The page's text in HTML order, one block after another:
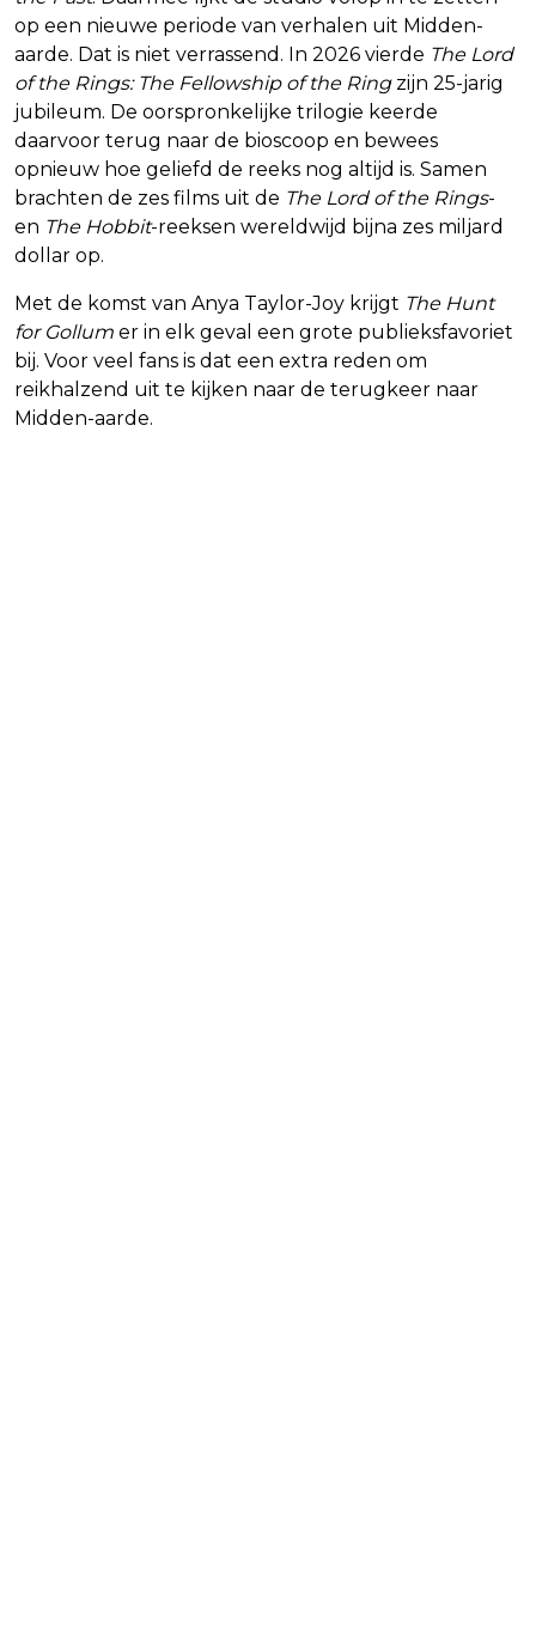
op een nieuwe periode van verhalen uit Midden-
aarde. Dat is niet verrassend. In 2026 vierde The Lord
of the Rings: The Fellowship of the Ringzijn 25-jarig
jubileum. De oorspronkelijke trilogie keerde
daarvoor terug naar de bioscoop en bewees
opnieuw hoe geliefd de reeks nog altijd is. Samen
brachten de zes films uit de The Lord of the Rings-
en The Hobbit-reeksen wereldwijd bijna zes miljard
dollar op.
Met de komst van Anya Taylor-Joy krijgt The Hunt
for Gollum er in elk geval een grote publieksfavoriet
bij. Voor veel fans is dat een extra reden om
reikhalzend uit te kijken naar de terugkeer naar
Midden-aarde.